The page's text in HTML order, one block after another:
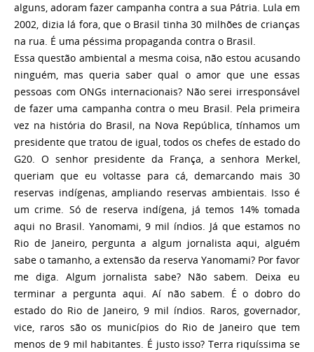
alguns, adoram fazer campanha contra a sua Pátria. Lula em
2002, dizia lá fora, que o Brasil tinha 30 milhões de crianças
na rua. É uma péssima propaganda contra o Brasil.
Essa questão ambiental a mesma coisa, não estou acusando
ninguém, mas queria saber qual o amor que une essas
pessoas com ONGs internacionais? Não serei irresponsável
de fazer uma campanha contra o meu Brasil. Pela primeira
vez na história do Brasil, na Nova República, tínhamos um
presidente que tratou de igual, todos os chefes de estado do
G20. O senhor presidente da França, a senhora Merkel,
queriam que eu voltasse para cá, demarcando mais 30
reservas indígenas, ampliando reservas ambientais. Isso é
um crime. Só de reserva indígena, já temos 14% tomada
aqui no Brasil. Yanomami, 9 mil índios. Já que estamos no
Rio de Janeiro, pergunta a algum jornalista aqui, alguém
sabe o tamanho, a extensão da reserva Yanomami? Por favor
me diga. Algum jornalista sabe? Não sabem. Deixa eu
terminar a pergunta aqui. Aí não sabem. É o dobro do
estado do Rio de Janeiro, 9 mil índios. Raros, governador,
vice, raros são os municípios do Rio de Janeiro que tem
menos de 9 mil habitantes. É justo isso? Terra riquíssima se